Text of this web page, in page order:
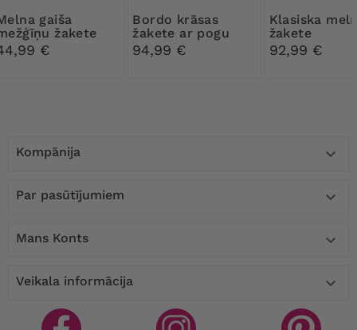
žakete
€
Bordo krāsas
žakete ar pogu
94,99 €
Klasiska melna
žakete
92,99 €
Kompānija 
Par pasūtījumiem 
Mans Konts 
Veikala informācija 